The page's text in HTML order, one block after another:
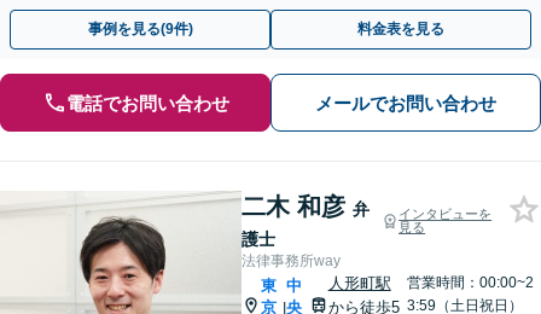
月100名以上の相談実績】【東京都全域対応】
事例を見る(9件) 料金表を見る
電話でお問い合わせ メールでお問い合わせ
二木 和彦 弁
護士
インタビューを
見る
法律事務所way
東
京 |
中
央
人形町駅
から徒歩5
営業時間：00:00~2
3:59（土日祝日）